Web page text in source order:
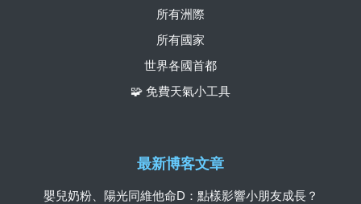
所有洲際
所有國家
世界各國首都
🧩 免費天氣小工具
最新博客文章
嬰兒奶粉、陽光同維他命D：點樣影響小朋友成長？